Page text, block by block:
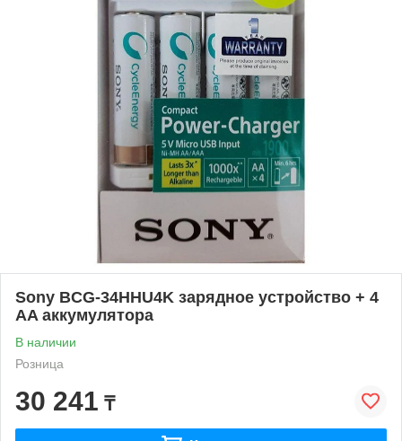
Sony BCG-34HHU4K зарядное устройство + 4
AA аккумулятора
В наличии
Розница
30 241 ₸